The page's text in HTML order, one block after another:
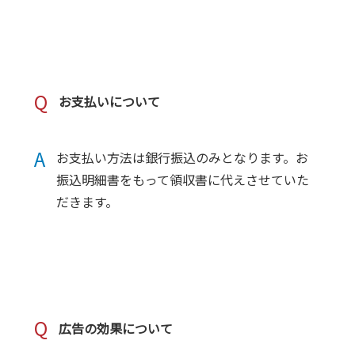
Q お支払いについて
A
お支払い方法は銀行振込のみとなります。お
振込明細書をもって領収書に代えさせていた
だきます。
Q 広告の効果について